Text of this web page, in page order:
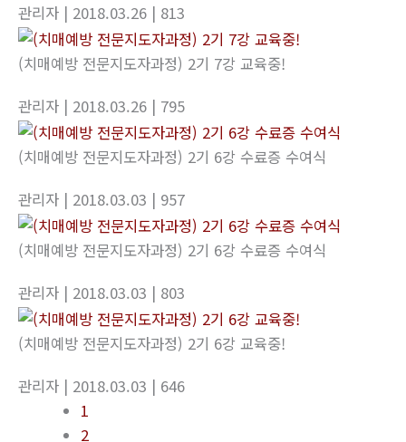
관리자 | 2018.03.26 | 813
(치매예방 전문지도자과정) 2기 7강 교육중!
관리자 | 2018.03.26 | 795
(치매예방 전문지도자과정) 2기 6강 수료증 수여식
관리자 | 2018.03.03 | 957
(치매예방 전문지도자과정) 2기 6강 수료증 수여식
관리자 | 2018.03.03 | 803
(치매예방 전문지도자과정) 2기 6강 교육중!
관리자 | 2018.03.03 | 646
1
2